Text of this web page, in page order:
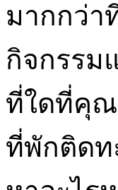
มากกว่า
กิจกรรม
ที่ใดที่คุณ
ที่พักติดท